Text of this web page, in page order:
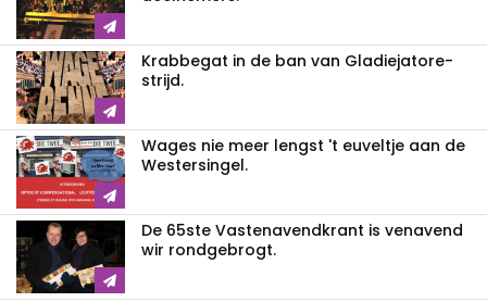
Krabbegat in de ban van Gladiejatore-
strijd.
Wages nie meer lengst 't euveltje aan de
Westersingel.
De 65ste Vastenavendkrant is venavend
wir rondgebrogt.